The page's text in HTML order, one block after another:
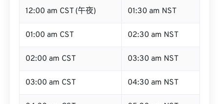
12:00 am CST (午夜) 01:30 am NST
01:00 am CST 02:30 am NST
02:00 am CST 03:30 am NST
03:00 am CST 04:30 am NST